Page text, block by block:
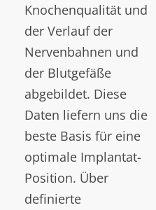
Knochenqualität und
der Verlauf der
Nervenbahnen und
der Blutgefäße
abgebildet. Diese
Daten liefern uns die
beste Basis für eine
optimale Implantat-
Position. Über
definierte